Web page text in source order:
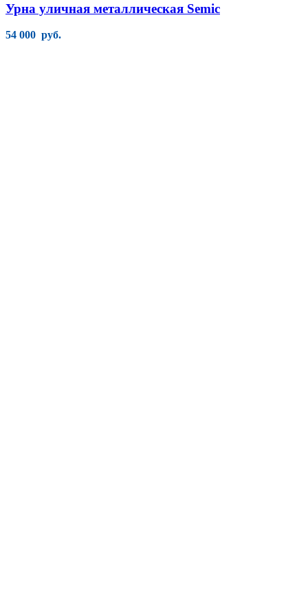
Урна уличная металлическая Semic
54 000 руб.